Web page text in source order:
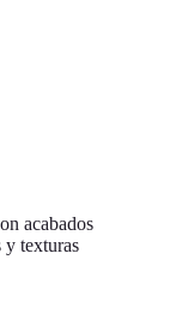
acabados
y texturas